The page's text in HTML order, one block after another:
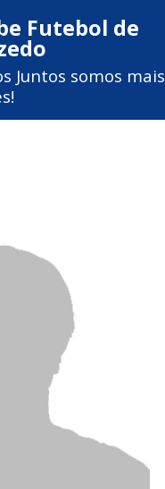
Futebol de
Juntos somos mais